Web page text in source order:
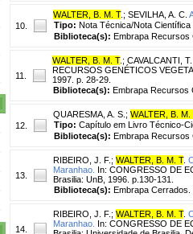
10.
WALTER, B. M. T. ; SEVILHA, A. C.
Tipo: Nota Técnica/Nota Científica
Biblioteca(s): Embrapa Recursos
11.
WALTER, B. M. T. ; CAVALCANTI,
RECURSOS GENÉTICOS
1997. p. 28-29.
Biblioteca(s): Embrapa Recursos
12.
QUARESMA, A. S. ; WALTER, B. M.
Tipo: Capítulo em Livro Técnico-
Biblioteca(s): Embrapa Recursos
13.
RIBEIRO, J. F. ; WALTER, B. M. T.
Maranhao. In: CONGRESSO DE
Brasilia: UnB, 1996. p.130-131.
Biblioteca(s): Embrapa Cerrados.
14.
RIBEIRO, J. F. ; WALTER, B. M. T.
Maranhao. In: CONGRESSO DE